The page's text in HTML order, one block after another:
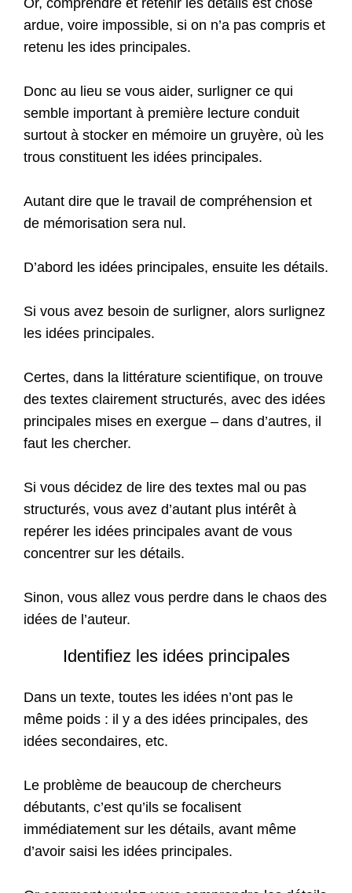
ardue, voire impossible, si on n’a pas compris et
retenu les ides principales.
Donc au lieu se vous aider, surligner ce qui
semble important à première lecture conduit
surtout à stocker en mémoire un gruyère, où les
trous constituent les idées principales.
Autant dire que le travail de compréhension et
de mémorisation sera nul.
D’abord les idées principales, ensuite les détails.
Si vous avez besoin de surligner, alors surlignez
les idées principales.
Certes, dans la littérature scientifique, on trouve
des textes clairement structurés, avec des idées
principales mises en exergue – dans d’autres, il
faut les chercher.
Si vous décidez de lire des textes mal ou pas
structurés, vous avez d’autant plus intérêt à
repérer les idées principales avant de vous
concentrer sur les détails.
Sinon, vous allez vous perdre dans le chaos des
idées de l’auteur.
Identifiez les idées principales
Dans un texte, toutes les idées n’ont pas le
même poids : il y a des idées principales, des
idées secondaires, etc.
Le problème de beaucoup de chercheurs
débutants, c’est qu’ils se focalisent
immédiatement sur les détails, avant même
d’avoir saisi les idées principales.